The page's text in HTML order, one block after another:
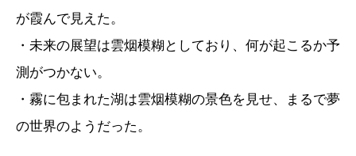
が霞んで見えた。
・未来の展望は雲烟模糊としており、何が起こるか予
測がつかない。
・霧に包まれた湖は雲烟模糊の景色を見せ、まるで夢
の世界のようだった。